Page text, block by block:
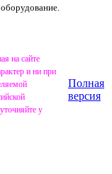
на сайте
и ни при
у
Полная
версия